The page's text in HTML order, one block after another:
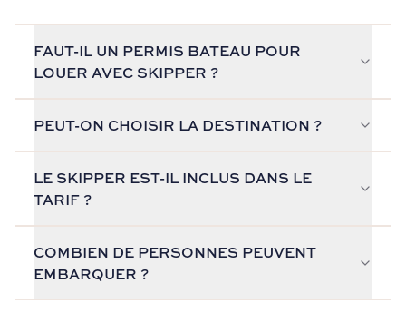
FAUT-IL UN PERMIS BATEAU POUR
LOUER AVEC SKIPPER ?
PEUT-ON CHOISIR LA DESTINATION ?
LE SKIPPER EST-IL INCLUS DANS LE
TARIF ?
COMBIEN DE PERSONNES PEUVENT
EMBARQUER ?